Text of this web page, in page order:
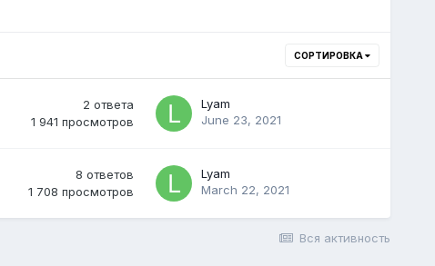
СОРТИРОВКА
2 ответа
1 941 просмотров
Lyam
June 23, 2021
8 ответов
1 708 просмотров
Lyam
March 22, 2021
Вся активность